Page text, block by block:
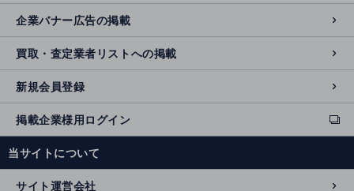
企業バナー広告の掲載
買取・査定業者リストへの掲載
新規会員登録
掲載企業様用ログイン
ext
e
n
当サイトについて
サイト運営会社